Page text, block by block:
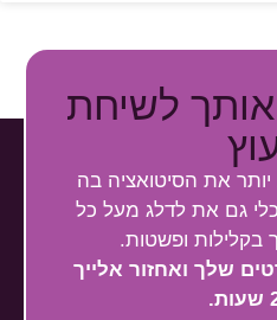
לשיחת
יותר את הסיטואציה בה
גם את לדלג מעל כל
בקלילות ופשטות.
שלך ואחזור אלייך